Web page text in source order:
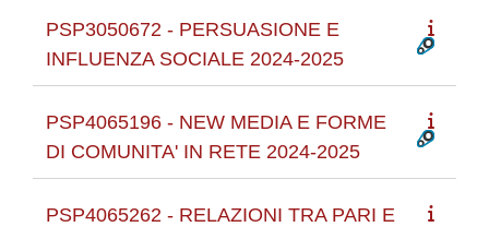
PSP3050672 - PERSUASIONE E
INFLUENZA SOCIALE 2024-2025
PSP4065196 - NEW MEDIA E FORME
DI COMUNITA' IN RETE 2024-2025
PSP4065262 - RELAZIONI TRA PARI E